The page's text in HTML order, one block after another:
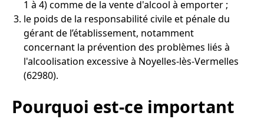
1 à 4) comme de la vente d'alcool à emporter ;
le poids de la responsabilité civile et pénale du
gérant de l’établissement, notamment
concernant la prévention des problèmes liés à
l'alcoolisation excessive à Noyelles-lès-Vermelles
(62980).
Pourquoi est-ce important